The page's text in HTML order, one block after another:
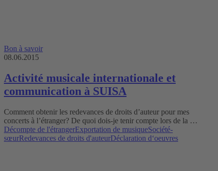
Bon à savoir
08.06.2015
Activité musicale internationale et
communication à SUISA
Comment obtenir les redevances de droits d’auteur pour mes
concerts à l’étranger? De quoi dois-je tenir compte lors de la …
Décompte de l'étrangerExportation de musiqueSociété-
sœurRedevances de droits d'auteurDéclaration d‘oeuvres